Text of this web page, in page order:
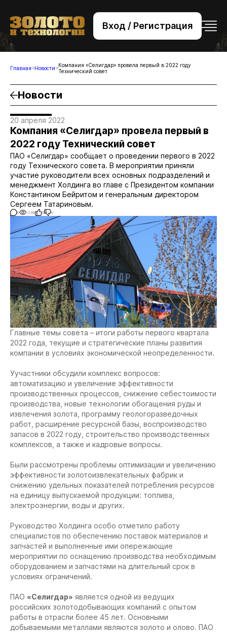
Вход / Регистрация
+7 (495) 221-76-32
bsv@zolteh.ru
Главная Новости Компания «Селигдар» провела первый в 2022 году
Технический совет
Новости
20 апреля 2022
Компания «Селигдар» провела первый в
2022 году Технический совет
ПАО «Селигдар» сообщает о проведении первого в 2022
году Технического совета. В мероприятии приняли
участие руководители всех основных подразделений и
менеджмент Холдинга во главе с Президентом компании
Константином Бейритом и генеральным директором
Сергеем Татариновым.
0 1246 0 0
Главные темы совета – итоги работы первого квартала
2022 года, текущие и стратегические планы развития
компании в условиях экономической неопределенности.
Уучастники обсудили комплекс вопросов:
автоматизацию и увеличение эффективности
производственных процессов, снижение себестоимости
производства, новые технологии обогащения руды и
извлечения золота, программу геологоразведочных
работ, расширение ресурсной базы, воспроизводство
запасов в 2022 году, строительство производственных
комплексов, а также и кадровые вопросы.
Были рассмотрены проблемы оптимизации и увеличению
эффективности золотоизвлекательных фабрик и
снижению удельных показателей потребления ресурсов
на единицу выпускаемой продукции: топлива,
электроэнергии, воды и других.
Руководство Холдинга особо отметило работу
специалистов по обеспечению поставок материалов и
запчастей и выполненные ими опережающие
мероприятии по оснащению производства необходимым
оборудованием и запчастями на длительный срок в
условиях ограничений.
ПАО «Селигдар» является одной из ведущих
российских золотодобывающих компаний с опытом
работы в отрасли более 45 лет. Основными
добываемыми металлами являются золото и олово. ПАО